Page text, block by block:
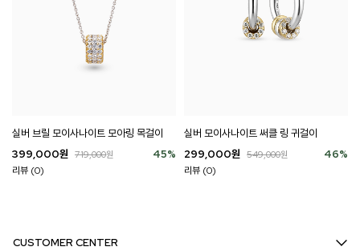
실버 브릴 모이사나이트 모아링 목걸이
45%
399,000원 719,000원
리뷰 (0)
실버 모이사나이트 써클 링 귀걸이
46%
299,000원 549,000원
리뷰 (0)
CUSTOMER CENTER